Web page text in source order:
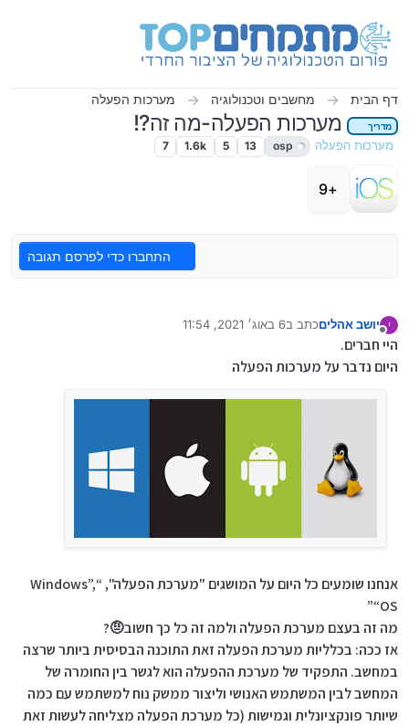
דף הבית מחשבים וטכנולוגיה מערכות הפעלה
מדריך מערכות הפעלה-מה זה?!
מערכות הפעלה osp
13
5
1.6k
7
+9
התחברו כדי לפרסם תגובה
י יושב אהליםכתב ב6 באוג׳ 2021, 11:54
נערך לאחרונה על ידי יושב אהלים
היי חברים.
היום נדבר על מערכות הפעלה
אנחנו שומעים כל היום על המושגים "מערכת הפעלה", “Windows”,
“OS”
מה זה בעצם מערכת הפעלה ולמה זה כל כך חשוב🤨?
אז ככה: בכלליות מערכת הפעלה זאת התוכנה הבסיסית ביותר שרצה
במחשב. התפקיד של מערכת ההפעלה הוא לגשר בין החומרה של
המחשב לבין המשתמש האנושי וליצור ממשק נוח למשתמש עם כמה
שיותר פונקציונלית וגמישות (כל מערכת הפעלה מצליחה לעשות זאת